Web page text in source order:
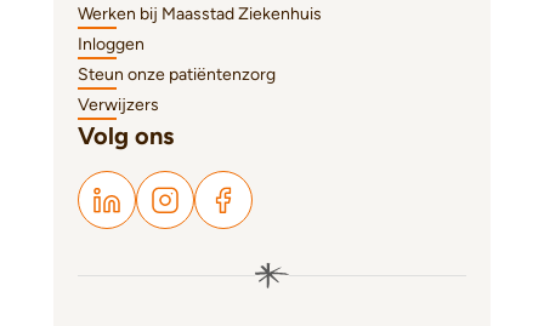
Werken bij Maasstad Ziekenhuis
Inloggen
Steun onze patiëntenzorg
Verwijzers
Volg ons